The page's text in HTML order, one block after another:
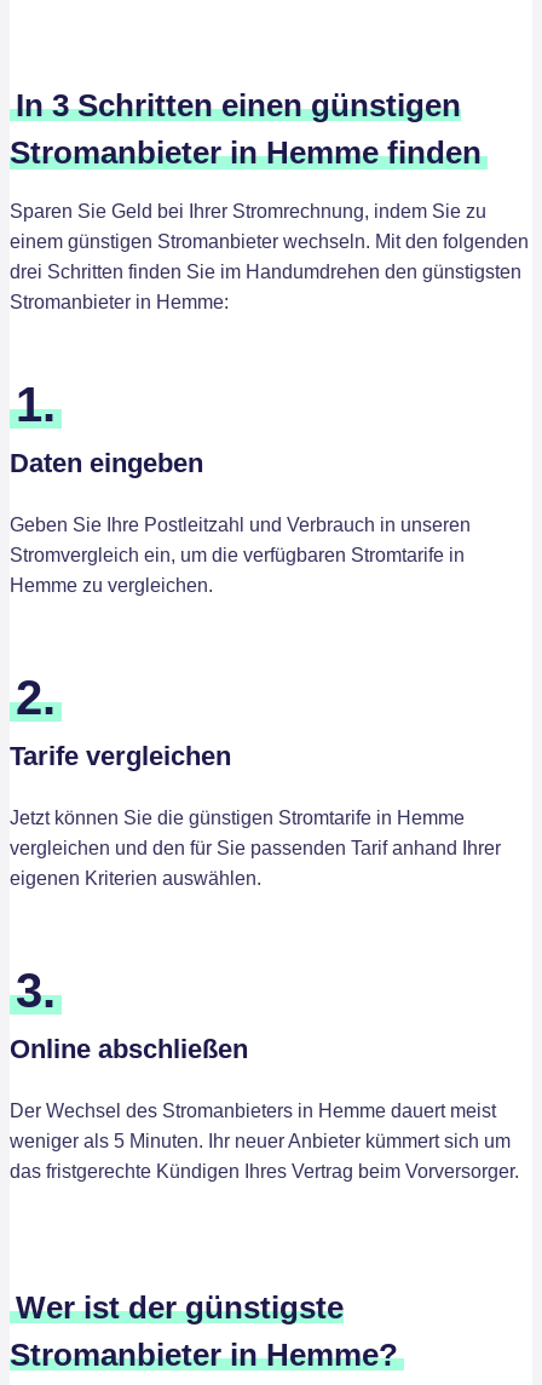
In 3 Schritten einen günstigen
Stromanbieter in Hemme finden
Sparen Sie Geld bei Ihrer Stromrechnung, indem Sie zu
einem günstigen Stromanbieter wechseln. Mit den folgenden
drei Schritten finden Sie im Handumdrehen den günstigsten
Stromanbieter in Hemme:
1.
Daten eingeben
Geben Sie Ihre Postleitzahl und Verbrauch in unseren
Stromvergleich ein, um die verfügbaren Stromtarife in
Hemme zu vergleichen.
2.
Tarife vergleichen
Jetzt können Sie die günstigen Stromtarife in Hemme
vergleichen und den für Sie passenden Tarif anhand Ihrer
eigenen Kriterien auswählen.
3.
Online abschließen
Der Wechsel des Stromanbieters in Hemme dauert meist
weniger als 5 Minuten. Ihr neuer Anbieter kümmert sich um
das fristgerechte Kündigen Ihres Vertrag beim Vorversorger.
Wer ist der günstigste
Stromanbieter in Hemme?